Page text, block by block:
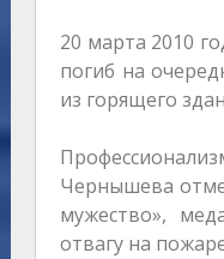
20 марта 2010
погиб на
из горящего
Чернышева
мужество»,
отвагу на